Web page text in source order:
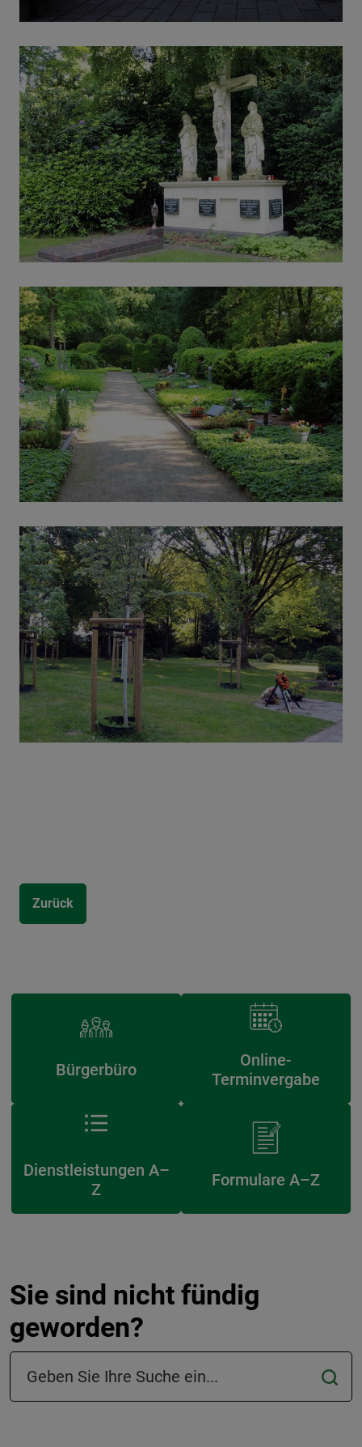
Zurück
Bürgerbüro
Online-
Terminvergabe
Dienstleistungen A–
Z
Formulare A–Z
Sie sind nicht fündig
geworden?
Suchfeld in der Fußzeile